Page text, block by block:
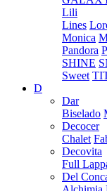
Lili
Lines
Monica
Pandora
SHINE
Sweet
D
Dar
Biselado
Decocer
Chalet
Decovita
Full
Del